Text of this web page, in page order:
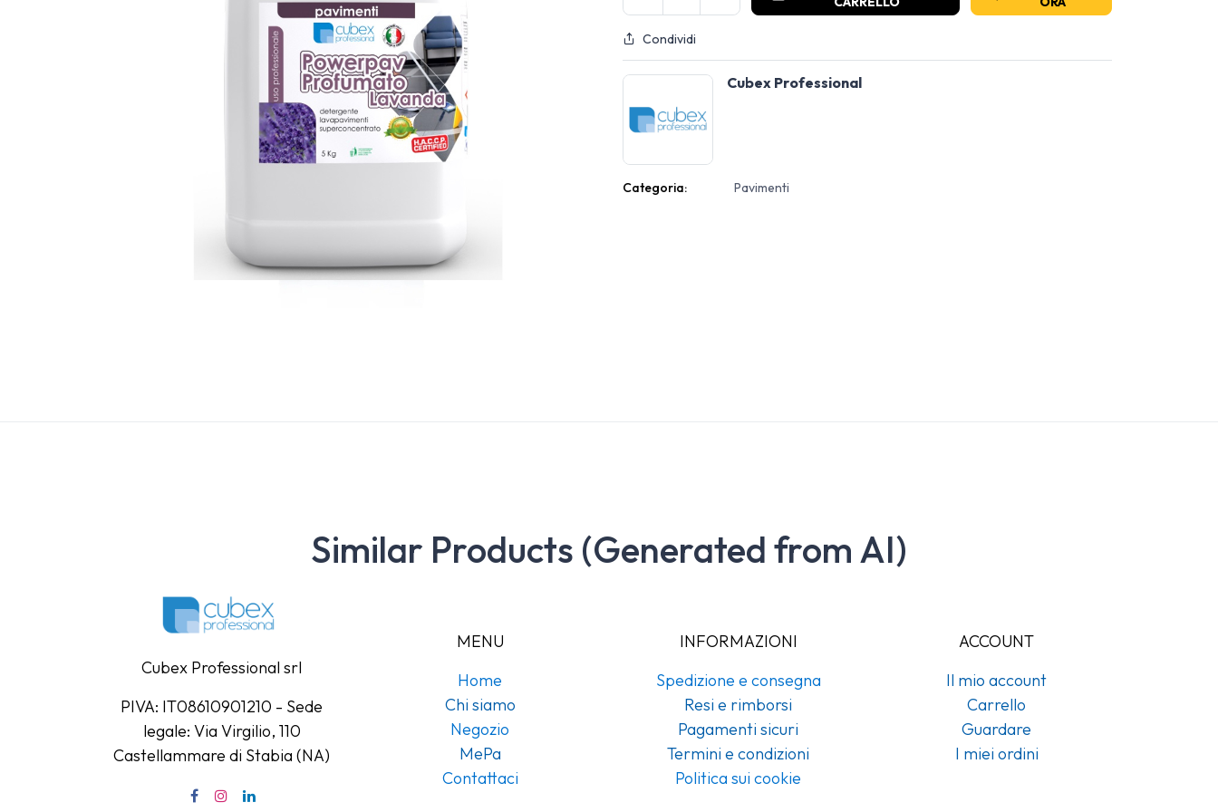
Condividi
Cubex Professional
Categoria: Pavimenti
Similar Products (Generated from AI)
Cubex Professional srl
PIVA: IT08610901210 - Sede
legale: Via Virgilio, 110
Castellammare di Stabia (NA)
MENU
Home
Chi siamo
Negozio
MePa
Contattaci
INFORMAZIONI
Spedizione e consegna
Resi e rimborsi
Pagamenti sicuri
Termini e condizioni
Politica sui cookie
ACCOUNT
Il mio account
Carrello
Guardare
I miei ordini